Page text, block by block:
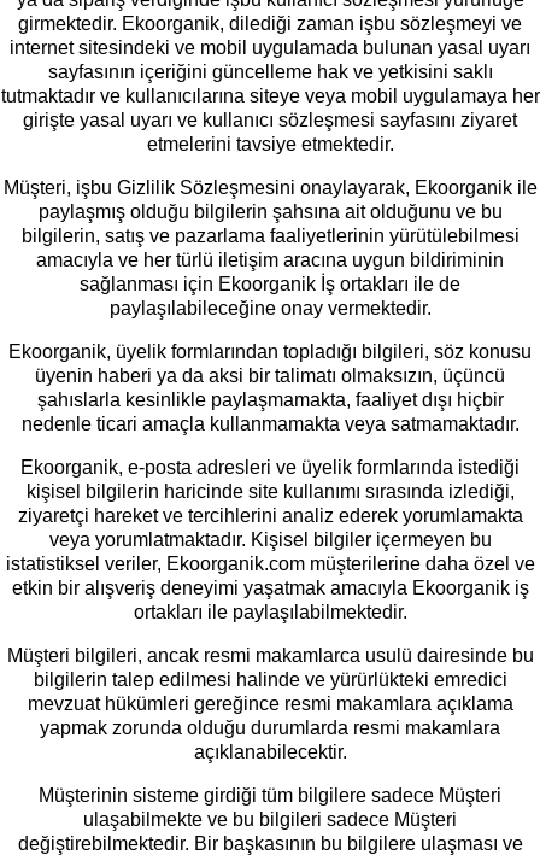
girmektedir. Ekoorganik, dilediği zaman işbu sözleşmeyi ve
internet sitesindeki ve mobil uygulamada bulunan yasal uyarı
sayfasının içeriğini güncelleme hak ve yetkisini saklı
tutmaktadır ve kullanıcılarına siteye veya mobil uygulamaya her
girişte yasal uyarı ve kullanıcı sözleşmesi sayfasını ziyaret
etmelerini tavsiye etmektedir.
Müşteri, işbu Gizlilik Sözleşmesini onaylayarak, Ekoorganik ile
paylaşmış olduğu bilgilerin şahsına ait olduğunu ve bu
bilgilerin, satış ve pazarlama faaliyetlerinin yürütülebilmesi
amacıyla ve her türlü iletişim aracına uygun bildiriminin
sağlanması için Ekoorganik İş ortakları ile de
paylaşılabileceğine onay vermektedir.
Ekoorganik, üyelik formlarından topladığı bilgileri, söz konusu
üyenin haberi ya da aksi bir talimatı olmaksızın, üçüncü
şahıslarla kesinlikle paylaşmamakta, faaliyet dışı hiçbir
nedenle ticari amaçla kullanmamakta veya satmamaktadır.
Ekoorganik, e-posta adresleri ve üyelik formlarında istediği
kişisel bilgilerin haricinde site kullanımı sırasında izlediği,
ziyaretçi hareket ve tercihlerini analiz ederek yorumlamakta
veya yorumlatmaktadır. Kişisel bilgiler içermeyen bu
istatistiksel veriler, Ekoorganik.com müşterilerine daha özel ve
etkin bir alışveriş deneyimi yaşatmak amacıyla Ekoorganik iş
ortakları ile paylaşılabilmektedir.
Müşteri bilgileri, ancak resmi makamlarca usulü dairesinde bu
bilgilerin talep edilmesi halinde ve yürürlükteki emredici
mevzuat hükümleri gereğince resmi makamlara açıklama
yapmak zorunda olduğu durumlarda resmi makamlara
açıklanabilecektir.
Müşterinin sisteme girdiği tüm bilgilere sadece Müşteri
ulaşabilmekte ve bu bilgileri sadece Müşteri
değiştirebilmektedir. Bir başkasının bu bilgilere ulaşması ve